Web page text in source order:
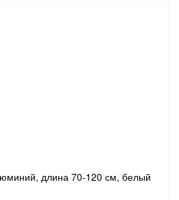
длина 70-120 см, белый